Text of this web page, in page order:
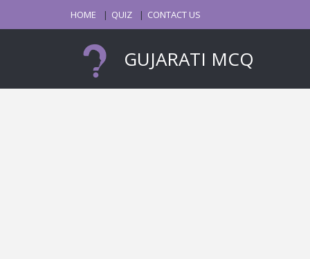
HOME QUIZ CONTACT US
GUJARATI MCQ